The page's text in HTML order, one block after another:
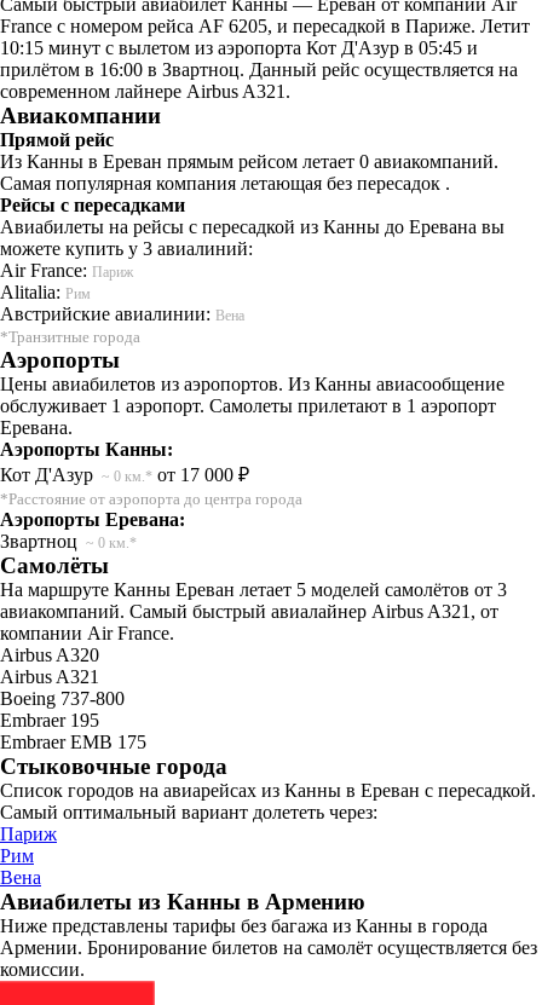
France с номером рейса AF 6205, и пересадкой в Париже. Летит
10:15 минут с вылетом из аэропорта Кот Д'Азур в 05:45 и
прилётом в 16:00 в Звартноц. Данный рейс осуществляется на
современном лайнере Airbus A321.
Авиакомпании
Прямой рейс
Из Канны в Ереван прямым рейсом летает 0 авиакомпаний.
Самая популярная компания летающая без пересадок .
Рейсы с пересадками
Авиабилеты на рейсы с пересадкой из Канны до Еревана вы
можете купить у 3 авиалиний:
Air France: Париж
Alitalia: Рим
Австрийские авиалинии: Вена
*Транзитные города
Аэропорты
Цены авиабилетов из аэропортов. Из Канны авиасообщение
обслуживает 1 аэропорт. Самолеты прилетают в 1 аэропорт
Еревана.
Аэропорты Канны:
Кот Д'Азур ~ 0 км.* от 17 000 ₽
*Расстояние от аэропорта до центра города
Аэропорты Еревана:
Звартноц ~ 0 км.*
Самолёты
На маршруте Канны Ереван летает 5 моделей самолётов от 3
авиакомпаний. Самый быстрый авиалайнер Airbus A321, от
компании Air France.
Airbus A320
Airbus A321
Boeing 737-800
Embraer 195
Embraer EMB 175
Стыковочные города
Список городов на авиарейсах из Канны в Ереван с пересадкой.
Самый оптимальный вариант долететь через:
Париж
Рим
Вена
Авиабилеты из Канны в Армению
Ниже представлены тарифы без багажа из Канны в города
Армении. Бронирование билетов на самолёт осуществляется без
комиссии.